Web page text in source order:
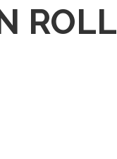
ROLL